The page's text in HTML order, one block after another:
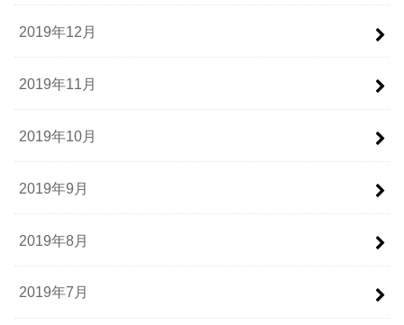
2019年12月
2019年11月
2019年10月
2019年9月
2019年8月
2019年7月